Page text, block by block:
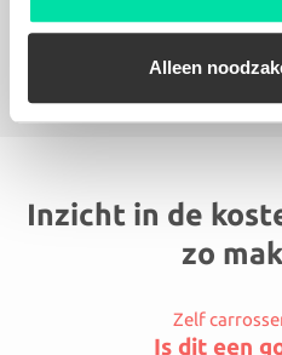
Alleen
Inzicht in de
zo
Zelf
Is dit een